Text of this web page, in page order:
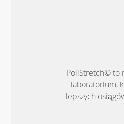
PoliStretch© to
laboratorium,
lepszych